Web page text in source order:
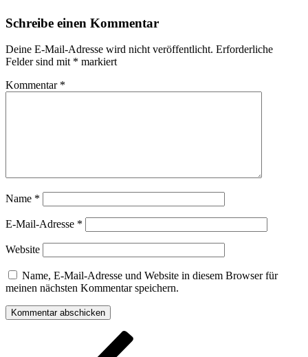
Schreibe einen Kommentar
Deine E-Mail-Adresse wird nicht veröffentlicht. Erforderliche
Felder sind mit * markiert
Kommentar *
Name *
E-Mail-Adresse *
Website
Name, E-Mail-Adresse und Website in diesem Browser für
meinen nächsten Kommentar speichern.
Beitragsnavigation